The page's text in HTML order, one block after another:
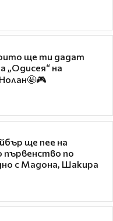
ще ти дадат
„Одисея“ на
ще пее на
по
с Мадона, Шакира